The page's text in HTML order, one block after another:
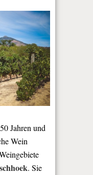
Jahren und
Wein
. Sie